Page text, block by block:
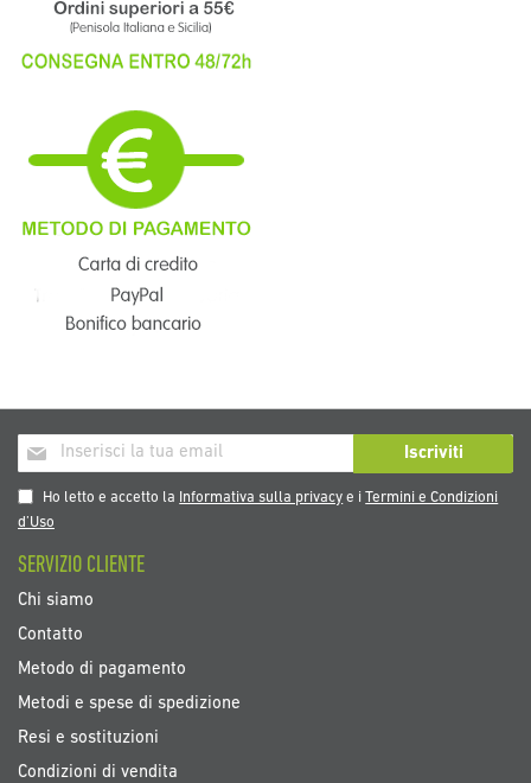
Iscriviti
alla
nostra
Newsletter:
Iscriviti
Ho letto e accetto la Informativa sulla privacy e iTermini e Condizioni
d’Uso
SERVIZIO CLIENTE
Chi siamo
Contatto
Metodo di pagamento
Metodi e spese di spedizione
Resi e sostituzioni
Condizioni di vendita